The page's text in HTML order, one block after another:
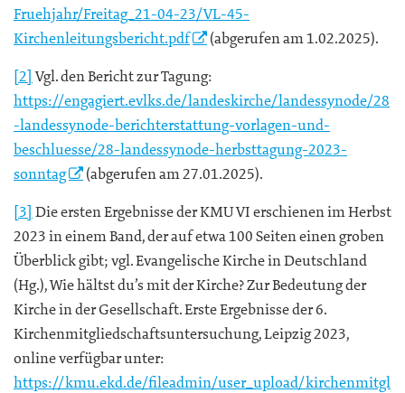
Fruehjahr/Freitag_21-04-23/VL-45-
Kirchenleitungsbericht.pdf
(abgerufen am 1.02.2025).
[2]Vgl. den Bericht zur Tagung:
https://engagiert.evlks.de/landeskirche/landessynode/28
-landessynode-berichterstattung-vorlagen-und-
beschluesse/28-landessynode-herbsttagung-2023-
sonntag
(abgerufen am 27.01.2025).
[3] Die ersten Ergebnisse der KMU VI erschienen im Herbst
2023 in einem Band, der auf etwa 100 Seiten einen groben
Überblick gibt; vgl. Evangelische Kirche in Deutschland
(Hg.), Wie hältst du’s mit der Kirche? Zur Bedeutung der
Kirche in der Gesellschaft. Erste Ergebnisse der 6.
Kirchenmitgliedschaftsuntersuchung, Leipzig 2023,
online verfügbar unter:
https://kmu.ekd.de/fileadmin/user_upload/kirchenmitgl